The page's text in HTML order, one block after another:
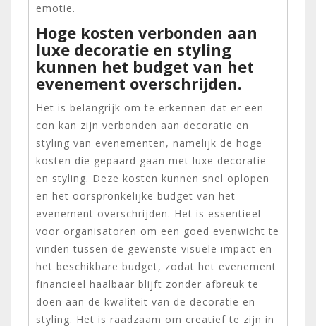
emotie.
Hoge kosten verbonden aan
luxe decoratie en styling
kunnen het budget van het
evenement overschrijden.
Het is belangrijk om te erkennen dat er een
con kan zijn verbonden aan decoratie en
styling van evenementen, namelijk de hoge
kosten die gepaard gaan met luxe decoratie
en styling. Deze kosten kunnen snel oplopen
en het oorspronkelijke budget van het
evenement overschrijden. Het is essentieel
voor organisatoren om een goed evenwicht te
vinden tussen de gewenste visuele impact en
het beschikbare budget, zodat het evenement
financieel haalbaar blijft zonder afbreuk te
doen aan de kwaliteit van de decoratie en
styling. Het is raadzaam om creatief te zijn in